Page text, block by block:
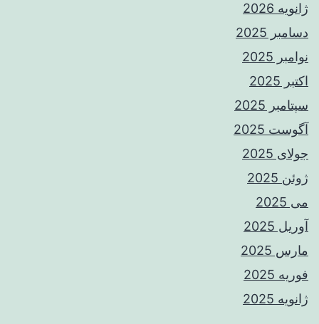
ژانویه 2026
دسامبر 2025
نوامبر 2025
اکتبر 2025
سپتامبر 2025
آگوست 2025
جولای 2025
ژوئن 2025
می 2025
آوریل 2025
مارس 2025
فوریه 2025
ژانویه 2025